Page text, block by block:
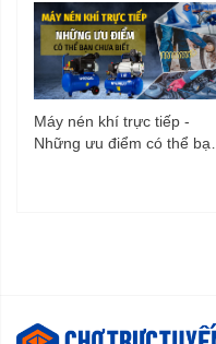
Máy nén khí trực tiếp -
Những ưu điểm có thể bạn